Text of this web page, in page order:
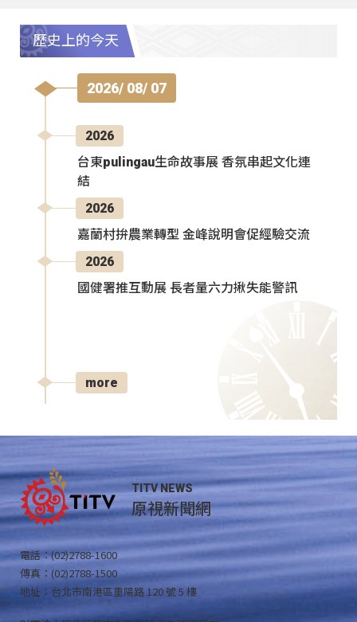
歷史上的今天
2026/ 08/ 07
2026
台東pulingau生命故事展 香氛串起文化連
結
2026
嘉蘭村拚農業轉型 金峰說明會促經驗交流
2026
國健署推互動展 長者量六力揪失能警訊
more
TITV NEWS
原視新聞網
電話：(02)2788-1600
傳真：(02)2788-1500
地址：台北市南港區重陽路 120 號 5 樓